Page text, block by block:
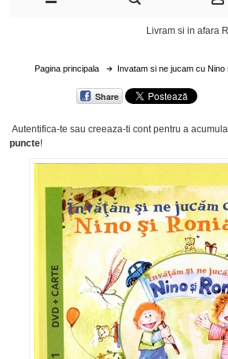
Livram si in afara
Pagina principala Invatam si ne jucam cu
Share
Autentifica-te sau creeaza-ti contpentru a acumula
puncte!